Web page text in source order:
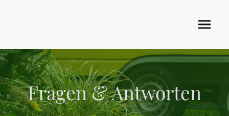
Fragen & Antworten